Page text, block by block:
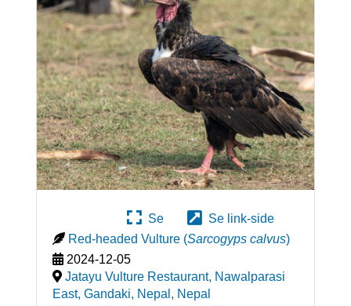
Se
Se link-side
Red-headed Vulture (Sarcogyps calvus)
2024-12-05
Jatayu Vulture Restaurant, Nawalparasi
East, Gandaki, Nepal , Nepal